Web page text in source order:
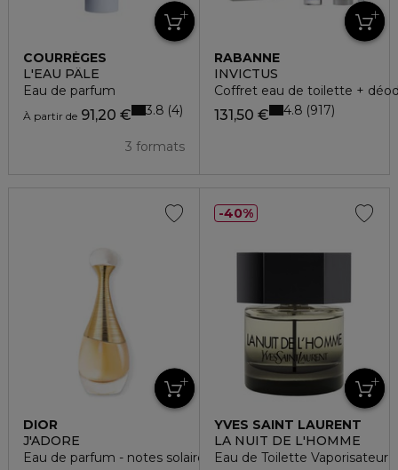
COURRÈGES
L'EAU PÂLE
Eau de parfum
À partir de 91,20 €
3 formats
3.8 4
RABANNE
INVICTUS
Coffret eau de toilette +
131,50 € 4.8 917
DIOR
J'ADORE
Eau de parfum - notes solaires et florales
YVES SAINT LAURENT
LA NUIT DE L'HOMME
Eau de Toilette Vaporisateur
40%